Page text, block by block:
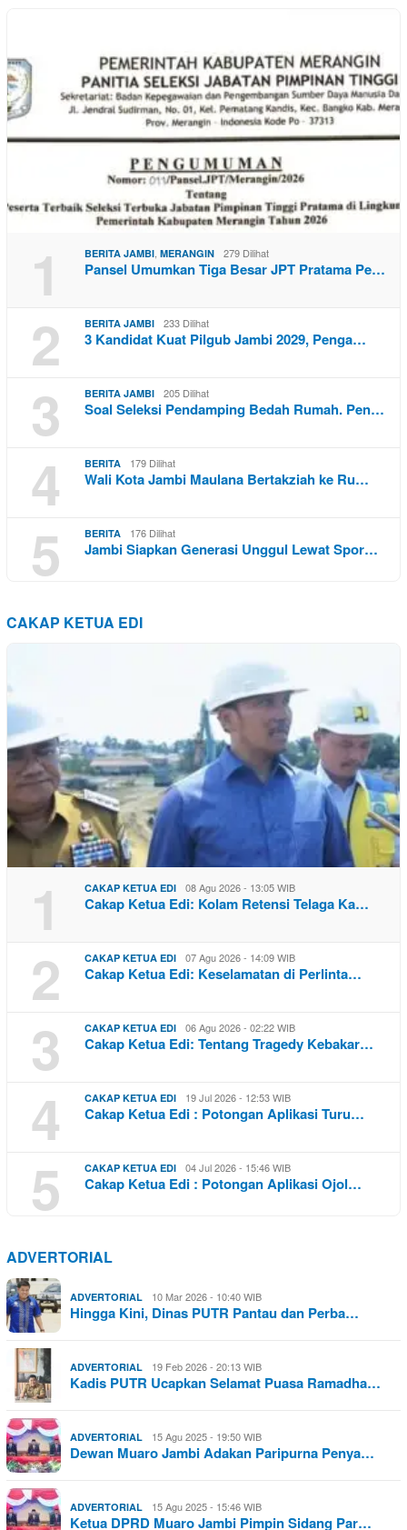
1 BERITA JAMBI MERANGIN 279 Dilihat
Pansel Umumkan Tiga Besar JPT Pratama Pe…
2 BERITA JAMBI 233 Dilihat
3 Kandidat Kuat Pilgub Jambi 2029, Penga…
3 BERITA JAMBI 205 Dilihat
Soal Seleksi Pendamping Bedah Rumah. Pen…
4 BERITA 179 Dilihat
Wali Kota Jambi Maulana Bertakziah ke Ru…
5 BERITA 176 Dilihat
Jambi Siapkan Generasi Unggul Lewat Spor…
CAKAP KETUA EDI
1 CAKAP KETUA EDI 08 Agu 2026 - 13:05 WIB
Cakap Ketua Edi: Kolam Retensi Telaga Ka…
2 CAKAP KETUA EDI 07 Agu 2026 - 14:09 WIB
Cakap Ketua Edi: Keselamatan di Perlinta…
3 CAKAP KETUA EDI 06 Agu 2026 - 02:22 WIB
Cakap Ketua Edi: Tentang Tragedy Kebakar…
4 CAKAP KETUA EDI 19 Jul 2026 - 12:53 WIB
Cakap Ketua Edi : Potongan Aplikasi Turu…
5 CAKAP KETUA EDI 04 Jul 2026 - 15:46 WIB
Cakap Ketua Edi : Potongan Aplikasi Ojol…
ADVERTORIAL
ADVERTORIAL 10 Mar 2026 - 10:40 WIB
Hingga Kini, Dinas PUTR Pantau dan Perba…
ADVERTORIAL 19 Feb 2026 - 20:13 WIB
Kadis PUTR Ucapkan Selamat Puasa Ramadha…
ADVERTORIAL 15 Agu 2025 - 19:50 WIB
Dewan Muaro Jambi Adakan Paripurna Penya…
ADVERTORIAL 15 Agu 2025 - 15:46 WIB
Ketua DPRD Muaro Jambi Pimpin Sidang Par…